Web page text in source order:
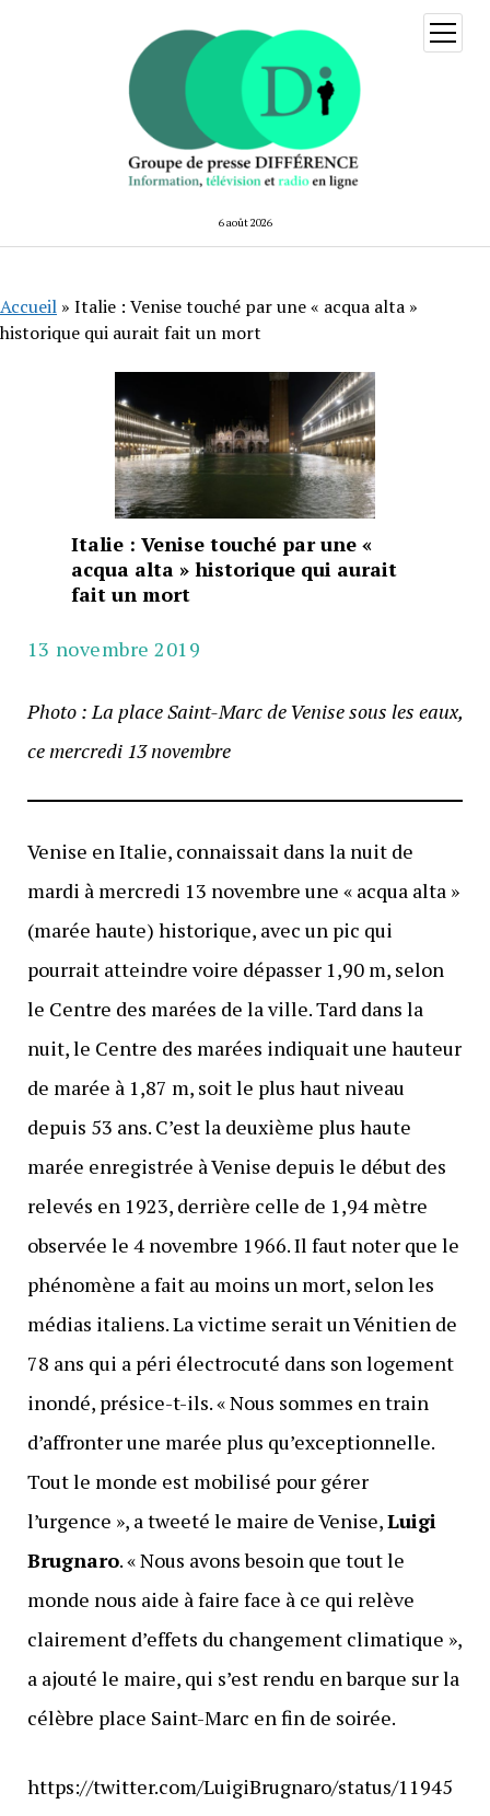
6 août 2026
ouvrir
menu
Accueil » Italie : Venise touché par une « acqua alta »
historique qui aurait fait un mort
Italie : Venise touché par une «
acqua alta » historique qui aurait
fait un mort
13 novembre 2019
Photo : La place Saint-Marc de Venise sous les eaux,
ce mercredi 13 novembre
Venise en Italie, connaissait dans la nuit de
mardi à mercredi 13 novembre une « acqua alta »
(marée haute) historique, avec un pic qui
pourrait atteindre voire dépasser 1,90 m, selon
le Centre des marées de la ville. Tard dans la
nuit, le Centre des marées indiquait une hauteur
de marée à 1,87 m, soit le plus haut niveau
depuis 53 ans. C’est la deuxième plus haute
marée enregistrée à Venise depuis le début des
relevés en 1923, derrière celle de 1,94 mètre
observée le 4 novembre 1966. Il faut noter que le
phénomène a fait au moins un mort, selon les
médias italiens. La victime serait un Vénitien de
78 ans qui a péri électrocuté dans son logement
inondé, présice-t-ils. « Nous sommes en train
d’affronter une marée plus qu’exceptionnelle.
Tout le monde est mobilisé pour gérer
l’urgence », a tweeté le maire de Venise,Luigi
Brugnaro. « Nous avons besoin que tout le
monde nous aide à faire face à ce qui relève
clairement d’effets du changement climatique »,
a ajouté le maire, qui s’est rendu en barque sur la
célèbre place Saint-Marc en fin de soirée.
https://twitter.com/LuigiBrugnaro/status/11945